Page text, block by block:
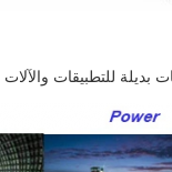
بديلة للتطبيقات